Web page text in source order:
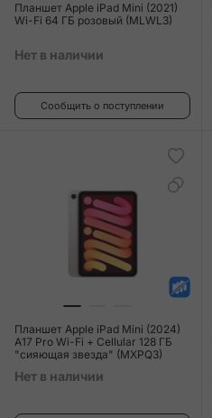
Планшет Apple iPad Mini (2021)
Wi-Fi 64 ГБ розовый (MLWL3)
Нет в наличии
Сообщить о поступлении
Планшет Apple iPad Mini (2024)
A17 Pro Wi-Fi + Cellular 128 ГБ
"сияющая звезда" (MXPQ3)
Нет в наличии